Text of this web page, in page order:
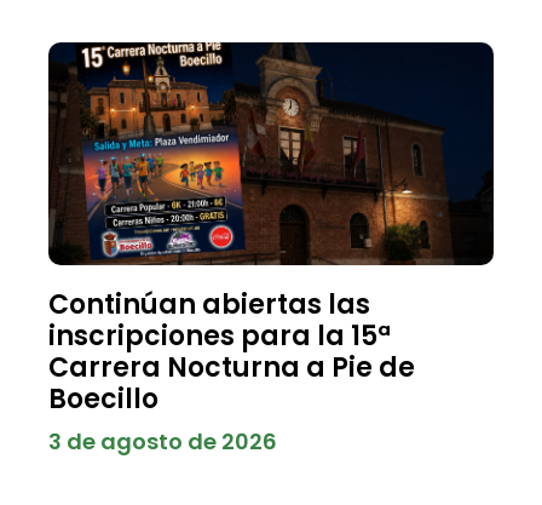
Continúan abiertas las
inscripciones para la 15ª
Carrera Nocturna a Pie de
Boecillo
3 de agosto de 2026